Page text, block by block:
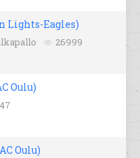
Lights-Eagles)
26999
Oulu)
Oulu)